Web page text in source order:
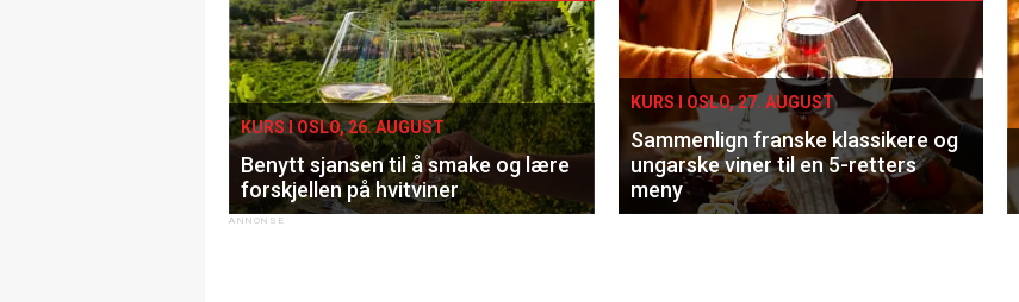
KURS I OSLO, 26. AUGUST
Benytt sjansen til å smake og lære
forskjellen på hvitviner
KURS I OSLO, 27. AUGUST
Sammenlign franske klassikere og
ungarske viner til en 5-retters
meny